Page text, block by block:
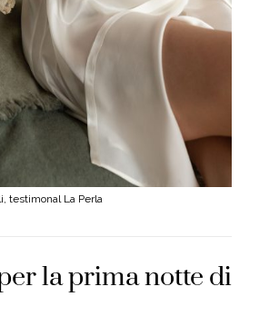
testimonal La Perla
la prima notte di